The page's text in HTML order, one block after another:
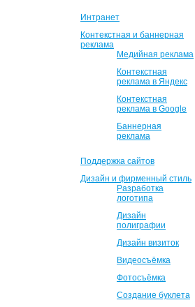
Интранет
Контекстная и баннерная
реклама
Медийная реклама
Контекстная
реклама в Яндекс
Контекстная
реклама в Google
Баннерная
реклама
Поддержка сайтов
Дизайн и фирменный стиль
Разработка
логотипа
Дизайн
полиграфии
Дизайн визиток
Видеосъёмка
Фотосъёмка
Создание буклета